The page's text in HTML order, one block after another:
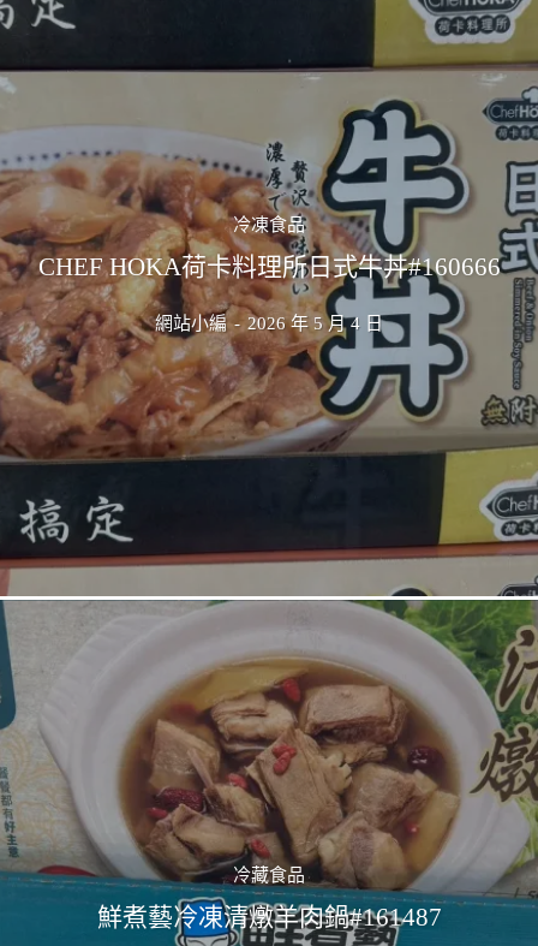
冷凍食品
CHEF HOKA荷卡料理所日式牛丼#160666
網站小編 - 2026 年 5 月 4 日
冷藏食品
鮮煮藝冷凍清燉羊肉鍋#161487